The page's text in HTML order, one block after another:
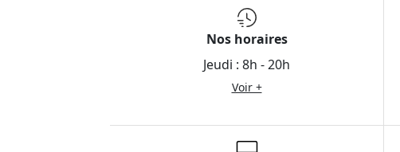
Nos horaires
Jeudi : 8h - 20h
Voir +